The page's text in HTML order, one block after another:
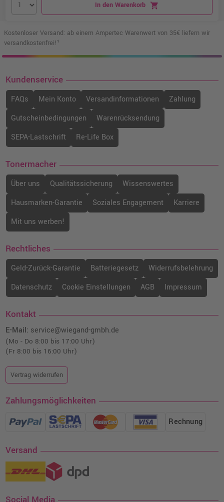
In den Warenkorb shopping_cart
Kostenloser Versand: ab einem Ampertec Warenwert von 35€ liefern wir
versandkostenfrei!¹
Kundenservice
FAQs Mein Konto Versandinformationen
Zahlung
Gutscheinbedingungen
Warenrücksendung
SEPA-Lastschrift
Re-Life Box
Tonermacher
Über uns Qualitätssicherung
Wissenswertes
Hausmarken-Garantie
Soziales Engagement
Karriere
Mit uns werben!
Rechtliches
Geld-Zurück-Garantie Batteriegesetz
Widerrufsbelehrung
Datenschutz
Cookie Einstellungen AGB Impressum
Kontakt
E-Mail: service@wiegand-gmbh.de
(Mo - Do 8:00 bis 17:00 Uhr)
(Fr 8:00 bis 16:00 Uhr)
Vertrag widerrufen
Zahlungsmöglichkeiten
Rechnung
Versand